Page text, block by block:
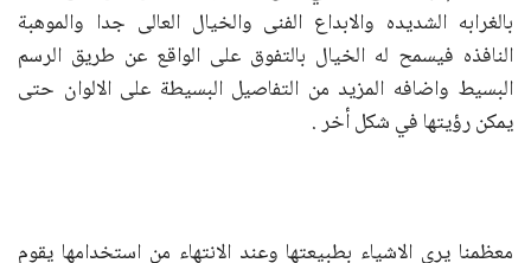
بالغرابه الشديده والابداع الفنى والخيال العالى جدا والموهبة
النافذه فيسمح له الخيال بالتفوق على الواقع عن طريق الرسم
البسيط واضافه المزيد من التفاصيل البسيطة على الالوان حتى
يمكن رؤيتها في شكل أخر .
معظمنا يري الاشياء بطبيعتها وعند الانتهاء من استخدامها يقوم